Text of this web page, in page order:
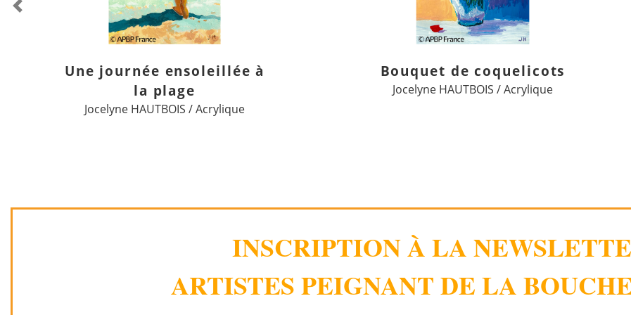
Une journée ensoleillée à
la plage
Jocelyne HAUTBOIS / Acrylique
Bouquet de coquelicots
Jocelyne HAUTBOIS / Acrylique
Previous
INSCRIPTION À LA
ARTISTES PEIGNANT DE LA